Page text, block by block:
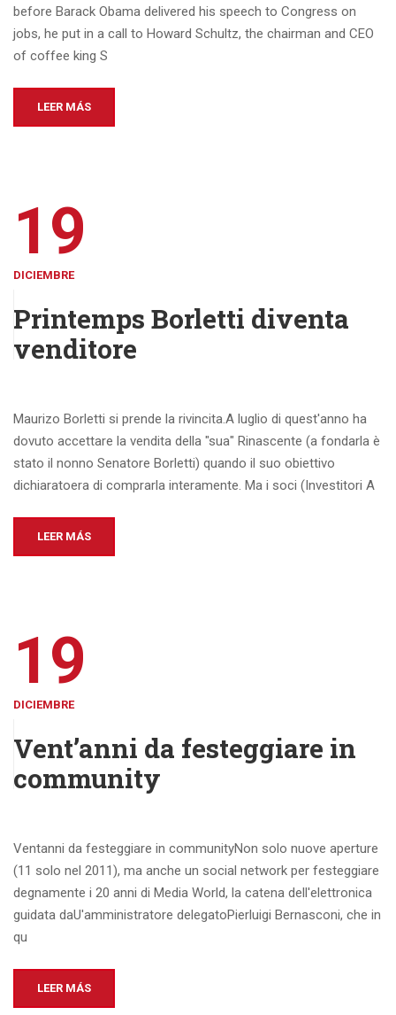
before Barack Obama delivered his speech to Congress on
jobs, he put in a call to Howard Schultz, the chairman and CEO
of coffee king S
LEER MÁS
19
DICIEMBRE
Printemps Borletti diventa
venditore
Maurizo Borletti si prende la rivincita.A luglio di quest'anno ha
dovuto accettare la vendita della "sua" Rinascente (a fondarla è
stato il nonno Senatore Borletti) quando il suo obiettivo
dichiaratoera di comprarla interamente. Ma i soci (Investitori A
LEER MÁS
19
DICIEMBRE
Vent’anni da festeggiare in
community
Ventanni da festeggiare in communityNon solo nuove aperture
(11 solo nel 2011), ma anche un social network per festeggiare
degnamente i 20 anni di Media World, la catena dell'elettronica
guidata daU'amministratore delegatoPierluigi Bernasconi, che in
qu
LEER MÁS